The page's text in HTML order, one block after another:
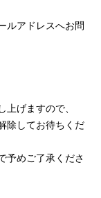
ルアドレスへお問
げますので、
除してお待ちくだ
予めご了承くださ